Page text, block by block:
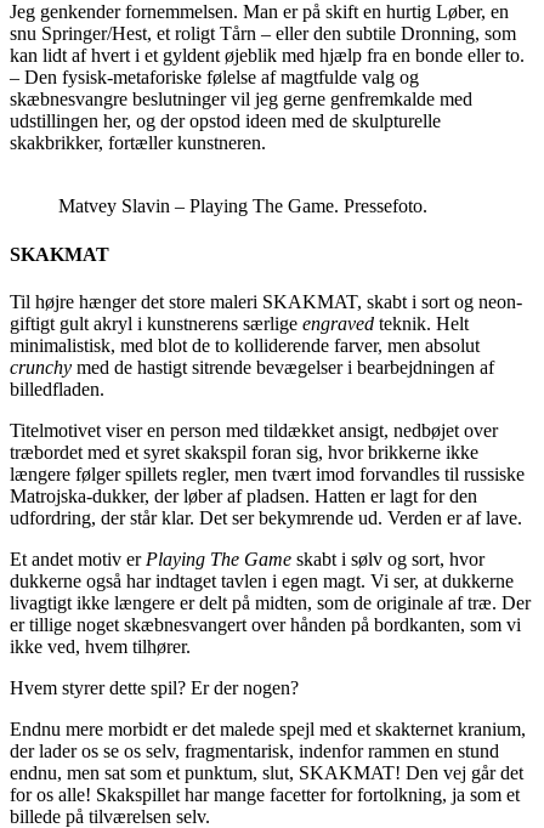
Jeg genkender fornemmelsen. Man er på skift en hurtig Løber, en
snu Springer/Hest, et roligt Tårn – eller den subtile Dronning, som
kan lidt af hvert i et gyldent øjeblik med hjælp fra en bonde eller to.
– Den fysisk-metaforiske følelse af magtfulde valg og
skæbnesvangre beslutninger vil jeg gerne genfremkalde med
udstillingen her, og der opstod ideen med de skulpturelle
skakbrikker, fortæller kunstneren.
Matvey Slavin – Playing The Game. Pressefoto.
SKAKMAT
Til højre hænger det store maleri SKAKMAT, skabt i sort og neon-
giftigt gult akryl i kunstnerens særlige engraved teknik. Helt
minimalistisk, med blot de to kolliderende farver, men absolut
crunchy med de hastigt sitrende bevægelser i bearbejdningen af
billedfladen.
Titelmotivet viser en person med tildækket ansigt, nedbøjet over
træbordet med et syret skakspil foran sig, hvor brikkerne ikke
længere følger spillets regler, men tvært imod forvandles til russiske
Matrojska-dukker, der løber af pladsen. Hatten er lagt for den
udfordring, der står klar. Det ser bekymrende ud. Verden er af lave.
Et andet motiv er Playing The Game skabt i sølv og sort, hvor
dukkerne også har indtaget tavlen i egen magt. Vi ser, at dukkerne
livagtigt ikke længere er delt på midten, som de originale af træ. Der
er tillige noget skæbnesvangert over hånden på bordkanten, som vi
ikke ved, hvem tilhører.
Hvem styrer dette spil? Er der nogen?
Endnu mere morbidt er det malede spejl med et skakternet kranium,
der lader os se os selv, fragmentarisk, indenfor rammen en stund
endnu, men sat som et punktum, slut, SKAKMAT! Den vej går det
for os alle! Skakspillet har mange facetter for fortolkning, ja som et
billede på tilværelsen selv.